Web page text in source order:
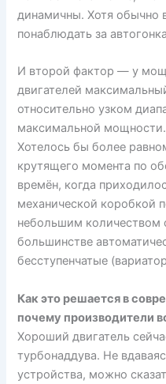
динамичны. Хотя обычно
понаблюдать за
И второй фактор — у
двигателей
относительно узком
максимальной
Хотелось бы более
крутящего момента по
времён, когда
механической коробкой
небольшим количеством
большинстве
бесступенчатые
Как это решается в
почему производители
Хороший двигатель
турбонаддува. Не
устройства, можно